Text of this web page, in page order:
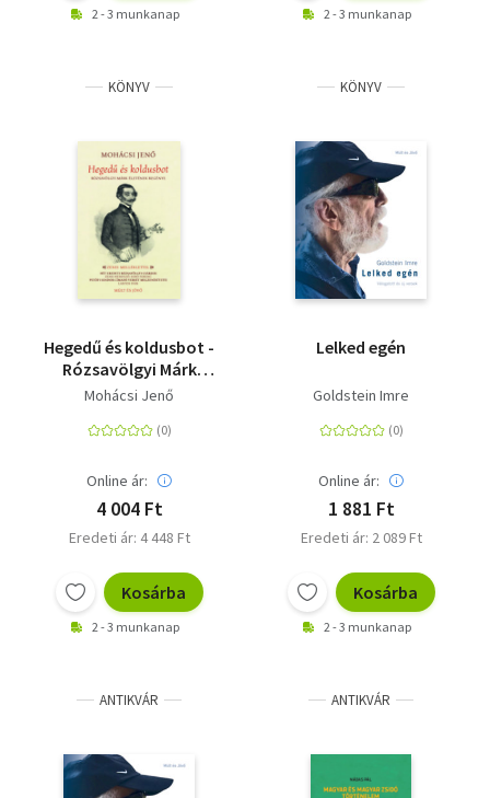
2 - 3 munkanap 2 - 3 munkanap
KÖNYV
Hegedű és koldusbot -
Rózsavölgyi Márk
életének regénye
Mohácsi Jenő
Online ár:
4 004 Ft
Eredeti ár: 4 448 Ft
Kosárba
2 - 3 munkanap
KÖNYV
Lelked egén
Goldstein Imre
Online ár:
1 881 Ft
Eredeti ár: 2 089 Ft
Kosárba
2 - 3 munkanap
ANTIKVÁR ANTIKVÁR